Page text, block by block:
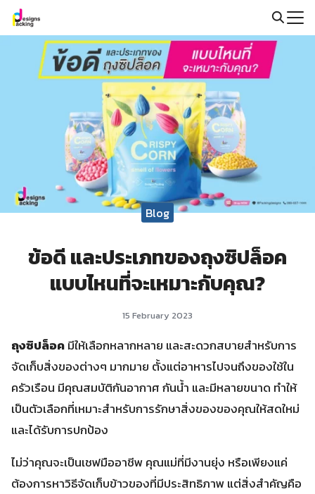
Skip
Search
Blog
ข้อดี และประเภทของถุงซิปล็อค
แบบไหนที่จะเหมาะกับคุณ?
15 February 2023
ถุงซิปล็อคมีให้เลือกหลากหลาย และสะดวกสบายสำหรับการ
จัดเก็บสิ่งของต่างๆ มากมาย ตั้งแต่อาหารไปจนถึงของใช้ใน
ครัวเรือน มีคุณสมบัติกันอากาศ กันน้ำ และมีหลายขนาด ทำให้
เป็นตัวเลือกที่เหมาะสำหรับการรักษาสิ่งของของคุณให้สดใหม่
และได้รับการปกป้อง
ไม่ว่าคุณจะเป็นเชฟมืออาชีพ คุณแม่ที่มีงานยุ่ง หรือเพียงแค่
ต้องการหาวิธีจัดเก็บข้าวของที่มีประสิทธิภาพ แต่สิ่งสำคัญคือ